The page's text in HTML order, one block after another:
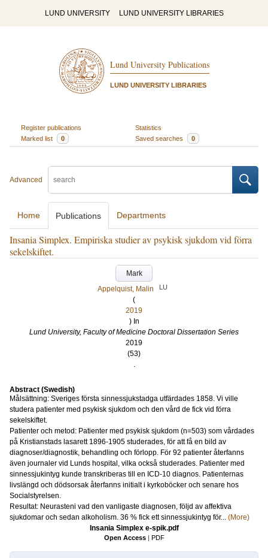
LUND UNIVERSITY LUND UNIVERSITY LIBRARIES
Lund University Publications
LUND UNIVERSITY LIBRARIES
Register publications
Statistics
Marked list
0 Saved searches 0
Advanced
Home Publications Departments
Insania Simplex. Empiriska studier av psykisk sjukdom vid förra
sekelskiftet.
Mark
Appelquist, Malin
LU
(
2019
) In
Lund University, Faculty of Medicine Doctoral Dissertation Series
2019
(53)
.
Abstract (Swedish)
Målsättning: Sveriges första sinnessjukstadga utfärdades 1858. Vi ville
studera patienter med psykisk sjukdom och den vård de fick vid förra
sekelskiftet.
Patienter och metod: Patienter med psykisk sjukdom (n=503) som vårdades
på Kristianstads lasarett 1896-1905 studerades, för att få en bild av
diagnoser/diagnostik, behandling och förlopp. För 92 patienter återfanns
även journaler vid Lunds hospital, vilka också studerades. Patienter med
sinnessjukintyg kunde transkriberas till en ICD-10 diagnos. Patienternas
livslängd och dödsorsak återfanns initialt i kyrkoböcker och senare hos
Socialstyrelsen.
Resultat: Neurasteni vad den vanligaste diagnosen, följd av affektiva
sjukdomar och sedan alkoholism. 36 % fick ett sinnessjukintyg för... (More)
Insania Simplex e-spik.pdf
Open Access | PDF